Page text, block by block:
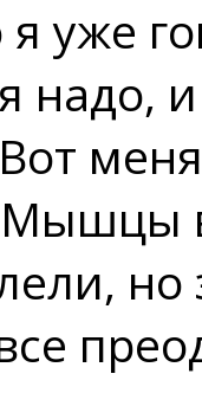
я уже
надо,
Мышцы